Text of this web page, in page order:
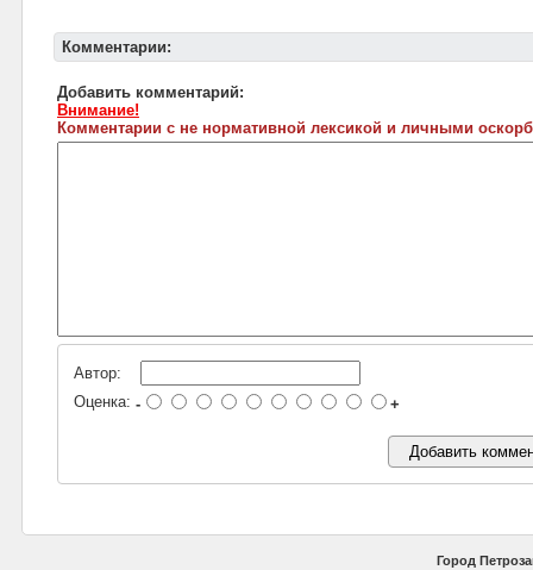
Комментарии:
Добавить комментарий:
Внимание!
Комментарии с не нормативной лексикой и личными
Автор:
Оценка: - +
Город